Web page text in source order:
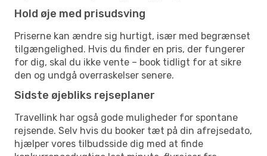
Hold øje med prisudsving
Priserne kan ændre sig hurtigt, især med begrænset
tilgængelighed. Hvis du finder en pris, der fungerer
for dig, skal du ikke vente – book tidligt for at sikre
den og undgå overraskelser senere.
Sidste øjebliks rejseplaner
Travellink har også gode muligheder for spontane
rejsende. Selv hvis du booker tæt på din afrejsedato,
hjælper vores tilbudsside dig med at finde